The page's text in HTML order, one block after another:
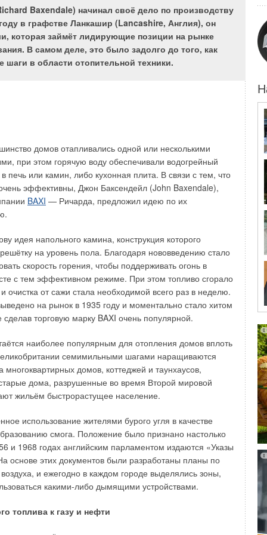
Baxendale) начинал своё дело по производству
в графстве Ланкашир (Lancashire, Англия), он
которая займёт лидирующие позиции на рынке
В самом деле, это было задолго до того, как
в области отопительной техники.
домов отапливались одной или несколькими
при этом горячую воду обеспечивали водогрейный
печь или камин, либо кухонная плита. В связи с тем, что
эффективны, Джон Баксендейл (John Baxendale),
BAXI — Ричарда, предложил идею по их
идея напольного камина, конструкция которого
на уровень пола. Благодаря нововведению стало
скорость горения, чтобы поддерживать огонь в
с тем эффективном режиме. При этом топливо сгорало
очистка от сажи стала необходимой всего раз в неделю.
на рынок в 1935 году и моментально стало хитом
торговую марку BAXI очень популярной.
наиболее популярным для отопления домов вплоть
семимильными шагами наращиваются
многоквартирных домов, коттеджей и таунхаусов,
дома, разрушенные во время Второй мировой
жильём быстрорастущее население.
использование жителями бурого угля в качестве
смога. Положение было признано настолько
и 1968 годах английским парламентом издаются «Указы
основе этих документов были разработаны планы по
и ежегодно в каждом городе выделялись зоны,
какими-либо дымящими устройствами.
топлива к газу и нефти
призвана выполнять автоматика системы отопления.
комфортных условий для проживающих и экономия
целый комплекс инженерных решений, и
составляющих этого комплекса. Дело в том, что за
термостаты, работающие по датчикам
непосредственную регулировку системы отопления.
лишь термостатов (если мы говорим про сугубо
всегда имеется задержка между изменением
температуры внутреннего воздуха, а также
это касается тёплых полов). Учитывая все
на помощь приходит та самая погодозависимая
с помощью датчика температуры наружного воздуха
и обеспечивать необходимые параметры.
вопрос целесообразности именно постоянной
можно встретиться с таким мнением, что необходимо
какого-либо периода, либо при резком изменении
можно производить вручную и, используя различные
«наворотов» в своих инженерных системах,
в данном вопросе подробнее предлагаю перейти ко
— экономия энергетических ресурсов.
подачи теплоносителя будет самый
ответить: «
не просто связанный с энергоэффективностью, а с
тепловой энергии от применения
меры целесообразны.
говоря об экономии, однако реальных, подтверждённых
найти. Возможно, это связано с тем, что достаточно
будет от данной системы, ведь в расчёт включается